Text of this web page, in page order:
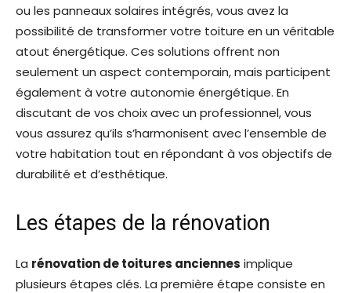
ou les panneaux solaires intégrés, vous avez la
possibilité de transformer votre toiture en un véritable
atout énergétique. Ces solutions offrent non
seulement un aspect contemporain, mais participent
également à votre autonomie énergétique. En
discutant de vos choix avec un professionnel, vous
vous assurez qu’ils s’harmonisent avec l’ensemble de
votre habitation tout en répondant à vos objectifs de
durabilité et d’esthétique.
Les étapes de la rénovation
La rénovation de toitures anciennes implique
plusieurs étapes clés. La première étape consiste en